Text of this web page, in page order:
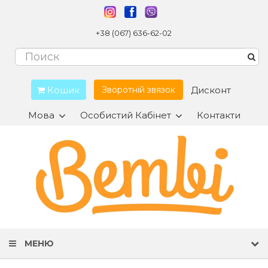
+38 (067) 636-62-02
Кошик Зворотній звязок Дисконт
Мова Особистий Кабінет Контакти
МЕНЮ